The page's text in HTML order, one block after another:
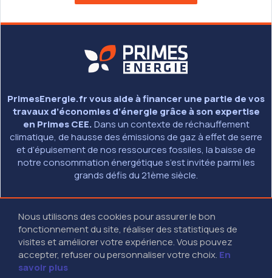
Nous utilisons des cookies pour assurer le bon
fonctionnement du site, réaliser des statistiques de
visites et améliorer votre expérience. Vous pouvez
accepter, refuser ou personnaliser votre choix. En
savoir plus
PrimesEnergie.fr vous aide à financer une partie de vos
travaux d’économies d’énergie grâce à son expertise
en Primes CEE.Dans un contexte de réchauffement
climatique, de hausse des émissions de gaz à effet de serre
et d’épuisement de nos ressources fossiles, la baisse de
notre consommation énergétique s’est invitée parmi les
grands défis du 21ème siècle.
© 2026 - PRIMESENERGIE.FR
MENTIONS LÉGALES
(9H - 18H30 SANS INTERRUPTION)
27-29 RUE DES POISSONNIERS - 92200 NEUILLY SUR SEINE